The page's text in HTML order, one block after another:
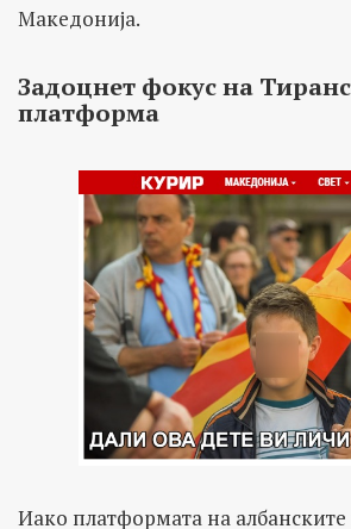
Македонија.
Задоцнет фокус на
платформа
Иако платформата на